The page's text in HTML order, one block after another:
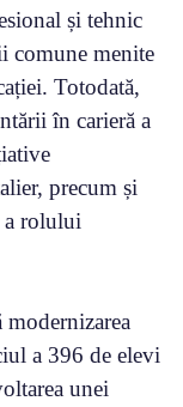
și tehnic
comune menite
Totodată,
în carieră a
precum și
a rolului
a 396 de elevi
unei